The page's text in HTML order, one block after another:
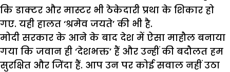
कि डाक्टर और मास्टर भी ठेकेदारी प्रथा के शिकार हो
गए. यही हालत ‘श्रमेव जयते’ की भी है.
मोदी सरकार के आने के बाद देश में ऐसा माहौल बनाया
गया कि जवान ही ‘देशभक्त’ हैं और उन्हीं की बदौलत हम
सुरक्षित और जिंदा हैं. आप उन पर कोई सवाल नहीं उठा